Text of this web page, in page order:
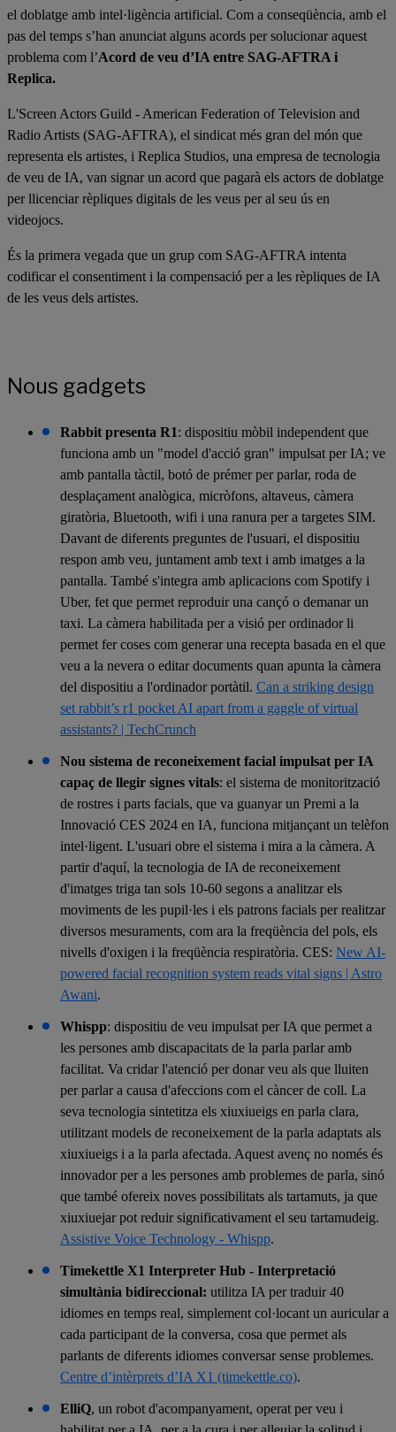
el doblatge amb intel·ligència artificial. Com a conseqüència, amb el
pas del temps s’han anunciat alguns acords per solucionar aquest
problema com l’Acord de veu d’IA entre SAG-AFTRA i
Replica.
L'Screen Actors Guild - American Federation of Television and
Radio Artists (SAG-AFTRA), el sindicat més gran del món que
representa els artistes, i Replica Studios, una empresa de tecnologia
de veu de IA, van signar un acord que pagarà els actors de doblatge
per llicenciar rèpliques digitals de les veus per al seu ús en
videojocs.
És la primera vegada que un grup com SAG-AFTRA intenta
codificar el consentiment i la compensació per a les rèpliques de IA
de les veus dels artistes.
Nous gadgets
Rabbit presenta R1: dispositiu mòbil independent que
funciona amb un "model d'acció gran" impulsat per IA; ve
amb pantalla tàctil, botó de prémer per parlar, roda de
desplaçament analògica, micròfons, altaveus, càmera
giratòria, Bluetooth, wifi i una ranura per a targetes SIM.
Davant de diferents preguntes de l'usuari, el dispositiu
respon amb veu, juntament amb text i amb imatges a la
pantalla. També s'integra amb aplicacions com Spotify i
Uber, fet que permet reproduir una cançó o demanar un
taxi. La càmera habilitada per a visió per ordinador li
permet fer coses com generar una recepta basada en el que
veu a la nevera o editar documents quan apunta la càmera
del dispositiu a l'ordinador portàtil. Can a striking design
set rabbit’s r1 pocket AI apart from a gaggle of virtual
assistants? | TechCrunch
Nou sistema de reconeixement facial impulsat per IA
capaç de llegir signes vitals: el sistema de monitorització
de rostres i parts facials, que va guanyar un Premi a la
Innovació CES 2024 en IA, funciona mitjançant un telèfon
intel·ligent. L'usuari obre el sistema i mira a la càmera. A
partir d'aquí, la tecnologia de IA de reconeixement
d'imatges triga tan sols 10-60 segons a analitzar els
moviments de les pupil·les i els patrons facials per realitzar
diversos mesuraments, com ara la freqüència del pols, els
nivells d'oxigen i la freqüència respiratòria. CES: New AI-
powered facial recognition system reads vital signs | Astro
Awani.
Whispp: dispositiu de veu impulsat per IA que permet a
les persones amb discapacitats de la parla parlar amb
facilitat. Va cridar l'atenció per donar veu als que lluiten
per parlar a causa d'afeccions com el càncer de coll. La
seva tecnologia sintetitza els xiuxiueigs en parla clara,
utilitzant models de reconeixement de la parla adaptats als
xiuxiueigs i a la parla afectada. Aquest avenç no només és
innovador per a les persones amb problemes de parla, sinó
que també ofereix noves possibilitats als tartamuts, ja que
xiuxiuejar pot reduir significativament el seu tartamudeig.
Assistive Voice Technology - Whispp.
Timekettle X1 Interpreter Hub - Interpretació
simultània bidireccional: utilitza IA per traduir 40
idiomes en temps real, simplement col·locant un auricular a
cada participant de la conversa, cosa que permet als
parlants de diferents idiomes conversar sense problemes.
Centre d’intèrprets d’IA X1 (timekettle.co).
ElliQ, un robot d'acompanyament, operat per veu i